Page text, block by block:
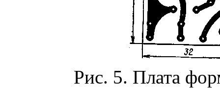
Рис. 5. Плата